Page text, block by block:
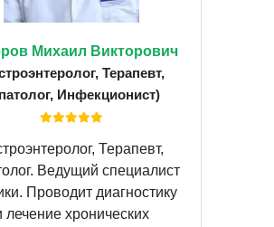
Михаил Викторович
Терапевт,
Инфекционист)
Терапевт,
Ведущий специалист
Проводит диагностику
лечение хронических